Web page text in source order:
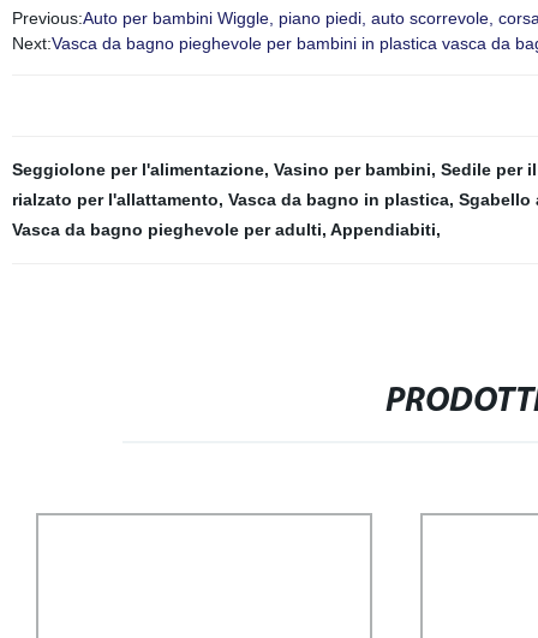
Previous:Auto per bambini Wiggle, piano piedi, auto scorrevole,
Next:Vasca da bagno pieghevole per bambini in plastica vasca da
Seggiolone per l'alimentazione, Vasino per bambini, Sedile per
rialzato per l'allattamento, Vasca da bagno in plastica, Sgabello
Vasca da bagno pieghevole per adulti, Appendiabiti,